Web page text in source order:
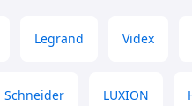
Legrand Videx
Schneider LUXION